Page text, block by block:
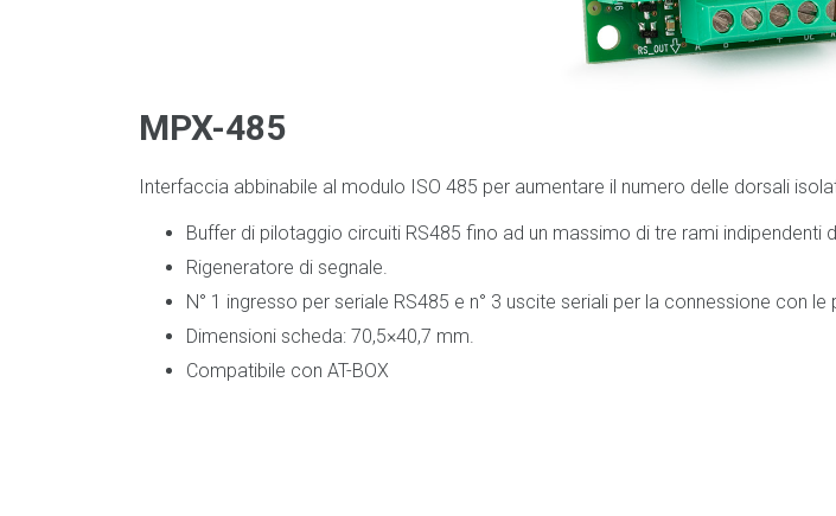
MPX-485
Interfaccia abbinabile al modulo ISO 485 per aumentare il numero delle dorsali
Buffer di pilotaggio circuiti RS485 fino ad un massimo di tre rami indipendenti
Rigeneratore di segnale.
N° 1 ingresso per seriale RS485 e n° 3 uscite seriali per la connessione con
Dimensioni scheda: 70,5×40,7 mm.
Compatibile con AT-BOX